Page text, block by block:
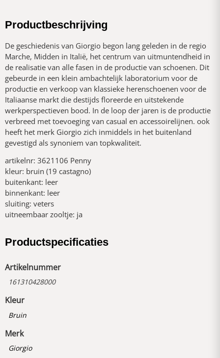
Productbeschrijving
De geschiedenis van Giorgio begon lang geleden in de regio
Marche, Midden in Italië, het centrum van uitmuntendheid in
de realisatie van alle fasen in de productie van schoenen. Dit
gebeurde in een klein ambachtelijk laboratorium voor de
productie en verkoop van klassieke herenschoenen voor de
Italiaanse markt die destijds floreerde en uitstekende
werkperspectieven bood. In de loop der jaren is de productie
verbreed met toevoeging van casual en accessoirelijnen. ook
heeft het merk Giorgio zich inmiddels in het buitenland
gevestigd als synoniem van topkwaliteit.
artikelnr: 3621106 Penny
kleur: bruin (19 castagno)
buitenkant: leer
binnenkant: leer
sluiting: veters
uitneembaar zooltje: ja
Productspecificaties
Artikelnummer
161310428000
Kleur
Bruin
Merk
Giorgio